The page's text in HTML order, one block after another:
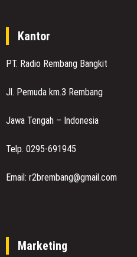
Kantor
PT. Radio Rembang Bangkit
Jl. Pemuda km.3 Rembang
Jawa Tengah – Indonesia
Telp. 0295-691945
Email: r2brembang@gmail.com
Marketing